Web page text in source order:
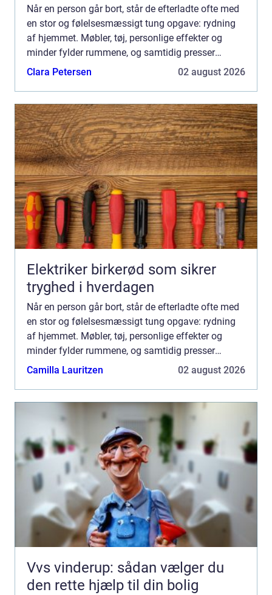
Når en person går bort, står de efterladte ofte med
en stor og følelsesmæssigt tung opgave: rydning
af hjemmet. Møbler, tøj, personlige effekter og
minder fylder rummene, og samtidig presser
praktiske frister fra boligforening,
Clara Petersen 02 august 2026
Elektriker birkerød som sikrer
tryghed i hverdagen
Når en person går bort, står de efterladte ofte med
en stor og følelsesmæssigt tung opgave: rydning
af hjemmet. Møbler, tøj, personlige effekter og
minder fylder rummene, og samtidig presser
praktiske frister fra boligforening,
Camilla Lauritzen 02 august 2026
Vvs vinderup: sådan vælger du
den rette hjælp til din bolig